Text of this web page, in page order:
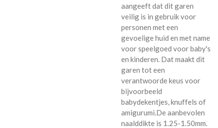
aangeeft dat dit garen
veilig is in gebruik voor
personen met een
gevoelige huid en met name
voor speelgoed voor baby's
en kinderen. Dat maakt dit
garen tot een
verantwoorde keus voor
bijvoorbeeld
babydekentjes, knuffels of
amigurumi.De aanbevolen
naalddikte is 1.25-1.50mm.